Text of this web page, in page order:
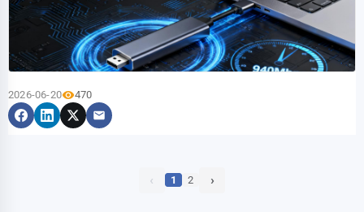
접하는 운영자도 5분 이내에 설치를 완료할 수 있습니다. 아래는 구체
적인 설치 경험입니다. 설치 편의성: 도구가 전혀 필요 없는가, 아니면
드라이버가 필요한가? 설치 과정에 별도의 공구가 전혀 필요하지 않
습니다. 선반 양 끝의 장착 이어를 랙 포스트의 사각 구멍에 끼운 후,
치까지 당긴 다음 양쪽의 윙 스크류(나비나사)를 조여 고정합니다. 이
러한 '블라인드 장착' 설계 덕분에 작업자는 랙 내부로 깊숙이 들어가
향상됩니다. 케이블 정리 최적화 ADJSHELFHD의 바닥과 측면에는 케
이블 타이를 사용하여 케이블을 고정할 수 있는 여러 개의 바인딩 홀
용 환경별 최적화 추천: 실측 고득점 3대 모델의 특성 앞서 언급한 3가
지 핵심 판단 요소를 기준으로, 다양한 사용자의 실질적인 요구 사항
에 맞춰 실측 테스트에서 가장 우수한 성적을 거둔 3가지 거치대의 포
지셔닝을 정립했습니다. 시나리오 A: 하이엔드 게이머 및 오버클러커
(고주파 진동 환경) 시스템 자원을 최대로 끌어다 쓰는 게이머의 경우,
쿨러 및 수랭 펌프가 초고속으로 구동되면서 발생하는 고주파 공진이
거치대를 지속적으로 흔들리게 만드는 주원인입니다. 이 환경에서는
너지를 흡수합니다. 연속 2시간 동안 고사양 3D 게임 구동 환경을 모
까? 전문 도구가 필요합니까? 설치에는 표준 십자 드라이버만 있으면
됩니다. 매립된 HDMI 케이블의 수형 커넥터를 패널의 암형 소켓에 꽂
은 후 패널을 86형 박스에 고정하면 됩니다. 고정 전 신호 테스트를 권
장합니다. HDMIPNLFM3는 3D 비디오와 오디오 리턴을 지원합니까?
리턴 채널)를 지원하므로 홈 시어터 앰프와 TV 간의 배선을 간소화할
수 있습니다.
点连接，避免地环路引入干扰。实测噪声频谱密度降至-150dBFS/Hz
量级。 电源管理与EMI抑制设计要点 2米线缆传输对信号完整性要求
严苛。HDMI线缆特性阻抗100Ω±15%，通过预加重电路在信号边沿
注入过冲，抵消长距离传输的高频损耗。眼图测试显示，2米传输眼
三级系统优化，实现99.2%以上的保真度。 抖动抑制：将RMS抖动抑
制在0.3ps以内，是165MHz高采样率稳定的前提。 画质提升：10bit
试。 常见问题解答 VGA2HDMM2M转换器的1080p转换为何需要
用Realtek RTL8153B芯片方案，支持USB 3.0 Gen1接口与IEEE
802.3az节能标准。其物理层设计优化了信号完整性，理论带宽
5Gbps的USB通道可完整承载千兆以太网流量，避免早期USB 2.0方
案的480Mbps瓶颈。 测试平台配置与测量标准说明 测试基于Intel
具采用iPerf3与LAN Speed Test，环境温度控制在25±2℃，每项测
试重复10次取平均值。 真实速度实测：多场景性能数据对比 测试指
ms (基准) 2小时负载温升 42 ℃ 58 ℃ 35 ℃ 大文件传输/游戏延
2026-06-20 470
‹ 1 2 ›